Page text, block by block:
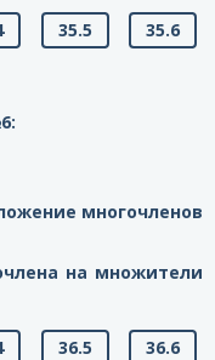
35.5 35.6
многочленов
на множители
36.5 36.6